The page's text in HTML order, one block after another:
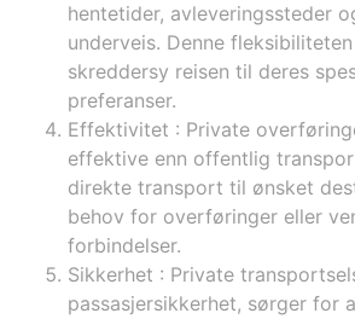
hentetider, avleveringssteder
underveis. Denne
skreddersy reisen til deres
preferanser.
Effektivitet : Private
effektive enn offentlig
direkte transport til ønsket
behov for overføringer eller
forbindelser.
Sikkerhet : Private
passasjersikkerhet, sørger for